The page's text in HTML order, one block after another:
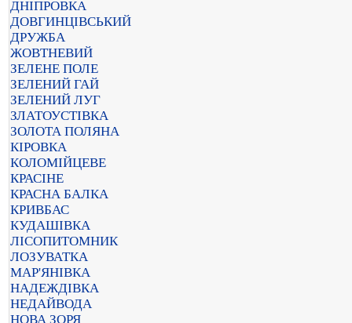
ДНІПРОВКА
ДОВГИНЦІВСЬКИЙ
ДРУЖБА
ЖОВТНЕВИЙ
ЗЕЛЕНЕ ПОЛЕ
ЗЕЛЕНИЙ ГАЙ
ЗЕЛЕНИЙ ЛУГ
ЗЛАТОУСТІВКА
ЗОЛОТА ПОЛЯНА
КІРОВКА
КОЛОМІЙЦЕВЕ
КРАСІНЕ
КРАСНА БАЛКА
КРИВБАС
КУДАШІВКА
ЛІСОПИТОМНИК
ЛОЗУВАТКА
МАР'ЯНІВКА
НАДЕЖДІВКА
НЕДАЙВОДА
НОВА ЗОРЯ